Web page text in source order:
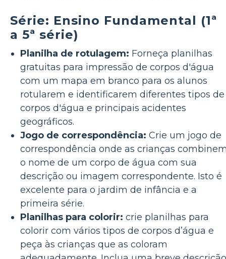
Série: Ensino Fundamental (1ª
a 5ª série)
Planilha de rotulagem: Forneça planilhas
gratuitas para impressão de corpos d'água
com um mapa em branco para os alunos
rotularem e identificarem diferentes tipos de
corpos d'água e principais acidentes
geográficos.
Jogo de correspondência: Crie um jogo de
correspondência onde as crianças
o nome de um corpo de água com sua
descrição ou imagem correspondente. Isto é
excelente para o jardim de infância e a
primeira série.
Planilhas para colorir: crie planilhas para
colorir com vários tipos de corpos d’água e
peça às crianças que as coloram